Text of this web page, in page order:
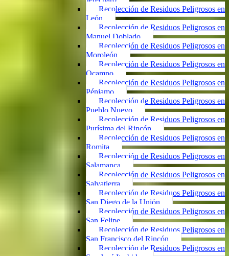
Recolección de Residuos Peligrosos en
León
Recolección de Residuos Peligrosos en
Manuel Doblado
Recolección de Residuos Peligrosos en
Moroleón
Recolección de Residuos Peligrosos en
Ocampo
Recolección de Residuos Peligrosos en
Pénjamo
Recolección de Residuos Peligrosos en
Pueblo Nuevo
Recolección de Residuos Peligrosos en
Purísima del Rincón
Recolección de Residuos Peligrosos en
Romita
Recolección de Residuos Peligrosos en
Salamanca
Recolección de Residuos Peligrosos en
Salvatierra
Recolección de Residuos Peligrosos en
San Diego de la Unión
Recolección de Residuos Peligrosos en
San Felipe
Recolección de Residuos Peligrosos en
San Francisco del Rincón
Recolección de Residuos Peligrosos en